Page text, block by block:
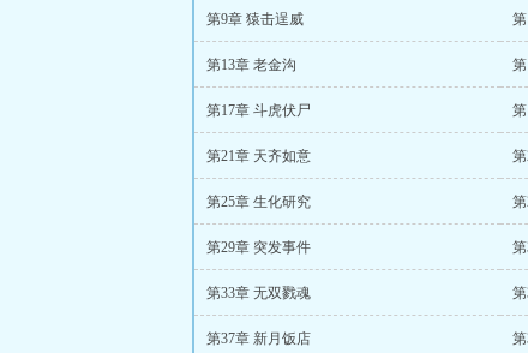
第9章 猿击逞威
第13章 老金沟
第17章 斗虎伏尸
第21章 天齐如意
第25章 生化研究
第29章 突发事件
第33章 无双戮魂
第37章 新月饭店